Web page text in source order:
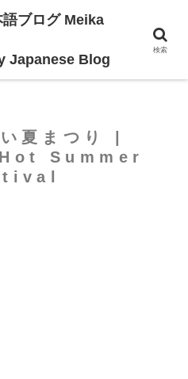
夏まつり |
Summer
ブログ Meika
Japanese Blog
検索